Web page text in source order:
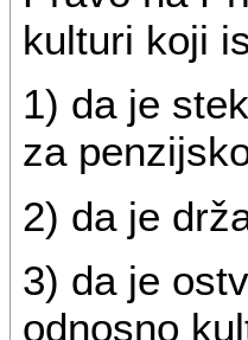
kulturi koji
1) da je
za
2) da je
3) da je
odnosno